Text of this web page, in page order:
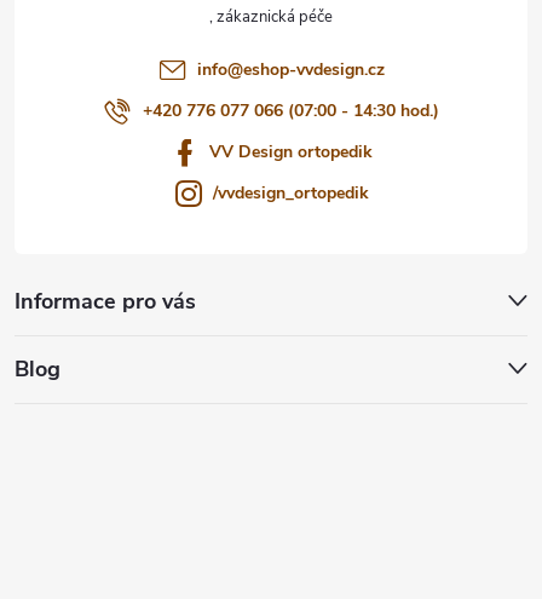
info@eshop-vvdesign.cz
+420 776 077 066 (07:00 - 14:30 hod.)
VV Design ortopedik
/vvdesign_ortopedik
Informace pro vás
Blog